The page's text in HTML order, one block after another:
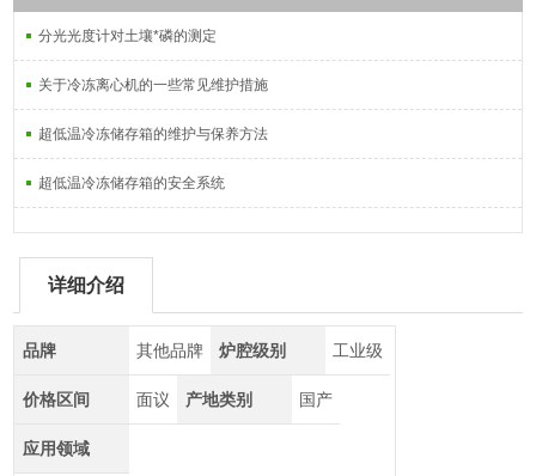
分光光度计对土壤*磷的测定
关于冷冻离心机的一些常见维护措施
超低温冷冻储存箱的维护与保养方法
超低温冷冻储存箱的安全系统
详细介绍
品牌 其他品牌 炉腔级别 工业级
价格区间 面议 产地类别 国产
应用领域